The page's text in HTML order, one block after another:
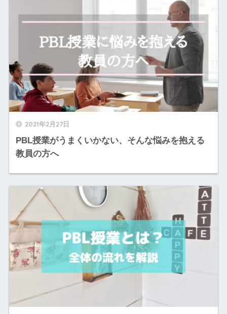
2021年2月27日
PBL授業がうまくいかない、そんな悩みを抱える
教員の方へ